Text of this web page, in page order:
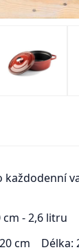
každodenní
cm - 2,6 litru
cm